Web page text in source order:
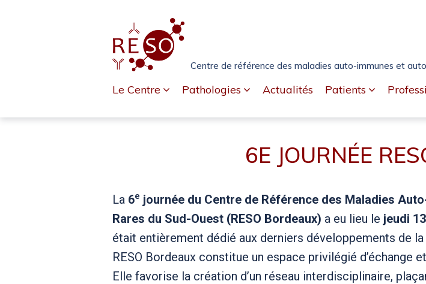
Centre de référence des maladies auto-immunes et
Le Centre Pathologies Actualités Patients
RESO
BORDEAUX
6E JOURNÉE
La 6e journée du Centre de Référence des Maladies
Rares du Sud-Ouest (RESO Bordeaux) a eu lieu le jeudi
était entièrement dédié aux derniers développements de
RESO Bordeaux constitue un espace privilégié
Elle favorise la création d’un réseau interdisciplinaire,